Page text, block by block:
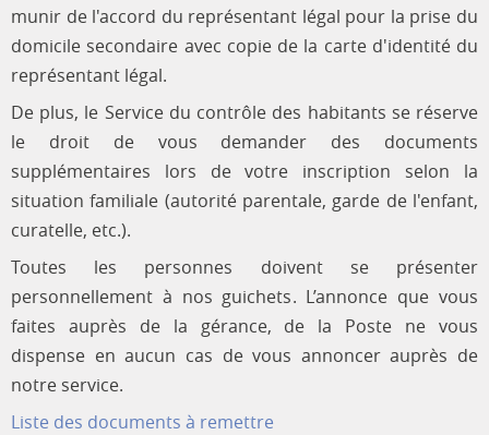
munir de l'accord du représentant légal pour la prise du
domicile secondaire avec copie de la carte d'identité du
représentant légal.
De plus, le Service du contrôle des habitants se réserve
le droit de vous demander des documents
supplémentaires lors de votre inscription selon la
situation familiale (autorité parentale, garde de l'enfant,
curatelle, etc.).
Toutes les personnes doivent se présenter
personnellement à nos guichets. L’annonce que vous
faites auprès de la gérance, de la Poste ne vous
dispense en aucun cas de vous annoncer auprès de
notre service.
Liste des documents à remettre